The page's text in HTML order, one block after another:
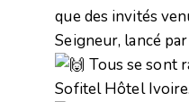
que des invités
Seigneur, lancé
Tous se sont
Sofitel Hôtel Ivoire.